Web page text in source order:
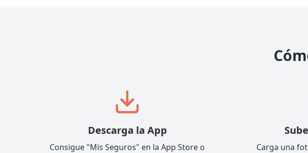
Descarga la App
Consigue "Mis Seguros" en la App Store o
Carga una